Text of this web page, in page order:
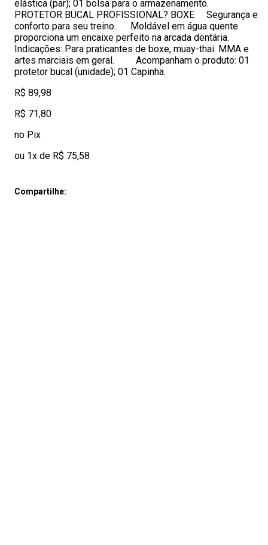
elástica (par); 01 bolsa para o armazenamento.
PROTETOR BUCAL PROFISSIONAL? BOXE Segurança e
conforto para seu treino. Moldável em água quente
proporciona um encaixe perfeito na arcada dentária.
Indicações: Para praticantes de boxe, muay-thai. MMA e
artes marciais em geral. Acompanham o produto: 01
protetor bucal (unidade); 01 Capinha.
R$ 89,98
R$ 71,80
no Pix
ou 1x de R$ 75,58
Compartilhe: